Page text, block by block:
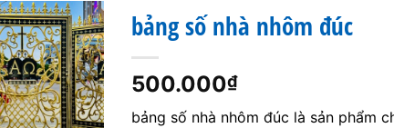
bảng số nhà nhôm đúc
500.000₫
bảng số nhà nhôm đúc là sản phẩm